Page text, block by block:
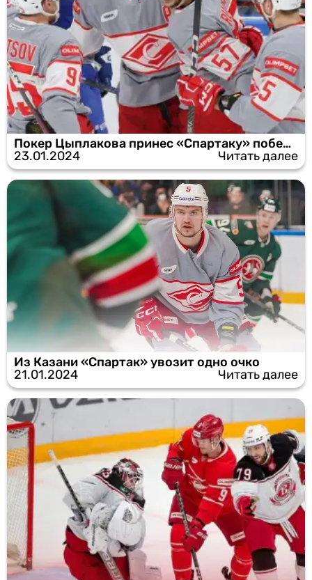
Покер Цыплакова принес «Спартаку» победу над «Динамо»
23.01.2024
Читать далее
Из Казани «Спартак» увозит одно очко
21.01.2024
Читать далее